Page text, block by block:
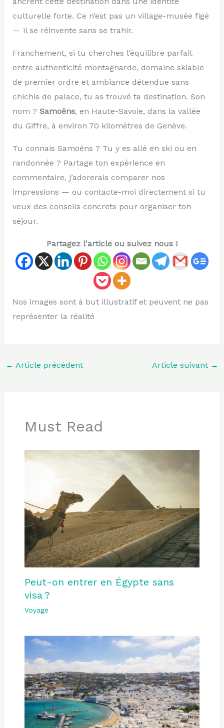
culturelle forte. Ce n’est pas un village-musée figé
— il se réinvente sans se trahir.
Franchement, si tu cherches l’équilibre parfait
entre authenticité montagnarde, domaine skiable
de premier ordre et ambiance détendue sans
chichis de palace, tu as trouvé ta destination. Son
nom ? Samoëns, en Haute-Savoie, dans la vallée
du Giffre, à environ 70 kilomètres de Genève.
Tu connais Samoëns ? Tu y es allé en ski ou en
randonnée ? Partage ton expérience en
commentaire, j’adorerais comparer nos
impressions — ou contacte-moi directement si tu
veux des conseils concrets pour organiser ton
séjour.
Partagez l'article ou suivez nous !
Nos images sont à but illustratif et peuvent ne pas
représenter la réalité
← Article précédent Article suivant →
Must Read
Peut-on entrer en Égypte sans
visa ?
Voyage